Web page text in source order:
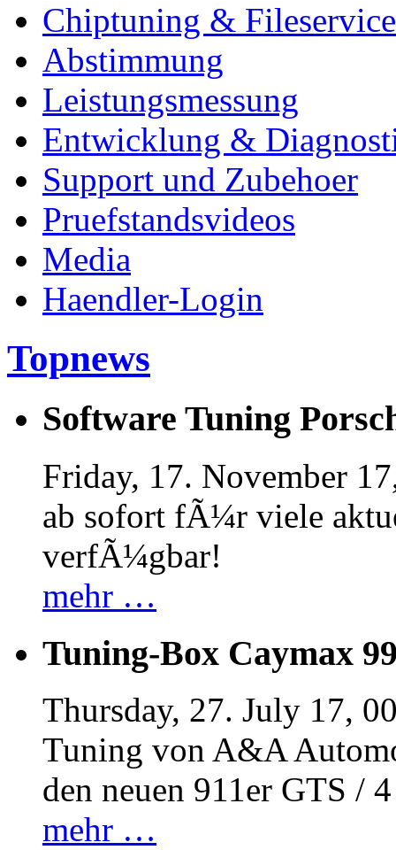
Chiptuning & Fileservice
Abstimmung
Leistungsmessung
Entwicklung &
Support und Zubehoer
Pruefstandsvideos
Media
Haendler-Login
Topnews
Software Tuning
Friday, 17. November
ab sofort fÃ¼r viele
verfÃ¼gbar!
mehr …
Tuning-Box Caymax
Thursday, 27. July 17,
Tuning von A&A
den neuen 911er GTS /
mehr …